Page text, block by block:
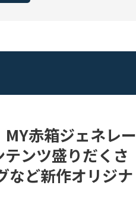
赤箱ジェネレー
ンツ盛りだくさ
など新作オリジナ